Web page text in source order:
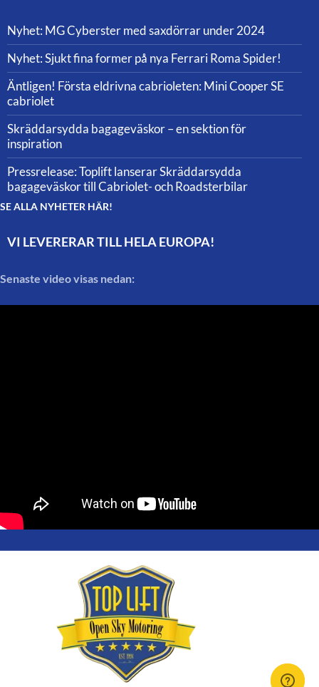
Nyhet: MG Cyberster med saxdörrar under 2024
Nyhet: Sjukt fina former på nya Ferrari Roma Spider!
Äntligen! Första eldrivna cabrioleten: Mini Cooper SE
cabriolet
Skräddarsydda bagageväskor – en sektion för
inspiration
Pressrelease: Toplift lanserar Skräddarsydda
bagageväskor till Cabriolet- och Roadsterbilar
SE ALLA NYHETER HÄR!
VI LEVERERAR TILL HELA EUROPA!
Senaste video visas nedan: